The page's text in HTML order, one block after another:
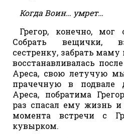
Когда Воин… умрет…
Грегор, конечно, мог
Собрать вещички,
сестренку, забрать маму
восстанавливалась
Ареса, свою летучую
прачечную в подвале
Ареса, побратима
раз спасал ему жизнь
момента встречи с
кувырком.